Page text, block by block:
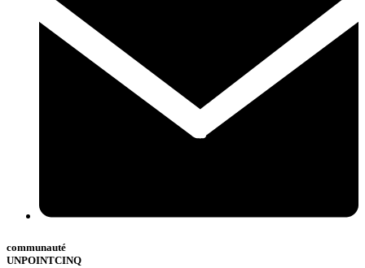
communauté
UNPOINTCINQ